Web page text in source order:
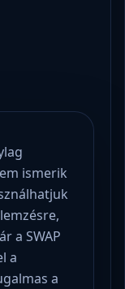
ismerik
a SWAP
a
a